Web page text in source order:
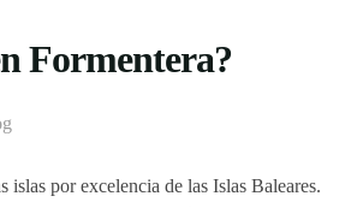
Formentera?
islas por excelencia de las Islas Baleares.